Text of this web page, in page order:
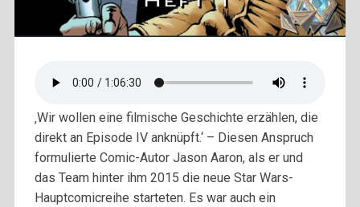
‚Wir wollen eine filmische Geschichte erzählen, die
direkt an Episode IV anknüpft.‘ – Diesen Anspruch
formulierte Comic-Autor Jason Aaron, als er und
das Team hinter ihm 2015 die neue Star Wars-
Hauptcomicreihe starteten. Es war auch ein